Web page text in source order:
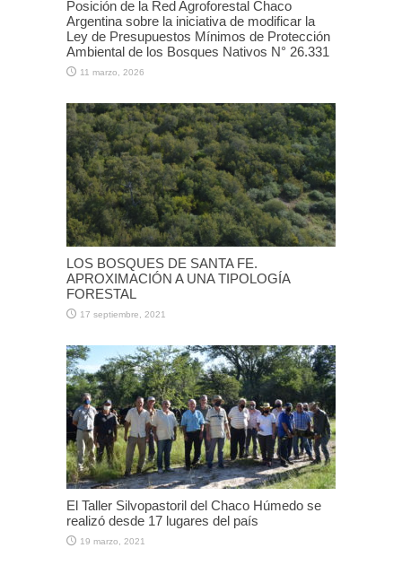
Posición de la Red Agroforestal Chaco
Argentina sobre la iniciativa de modificar la
Ley de Presupuestos Mínimos de Protección
Ambiental de los Bosques Nativos N° 26.331
11 marzo, 2026
LOS BOSQUES DE SANTA FE.
APROXIMACIÓN A UNA TIPOLOGÍA
FORESTAL
17 septiembre, 2021
El Taller Silvopastoril del Chaco Húmedo se
realizó desde 17 lugares del país
19 marzo, 2021